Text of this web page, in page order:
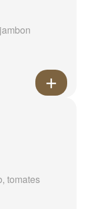
tomates